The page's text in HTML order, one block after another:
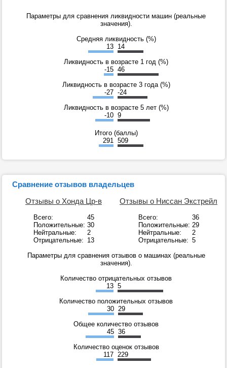
Параметры для сравнения ликвидности машин (реальные
значения).
Средняя ликвидность (%)
13 14
Ликвидность в возрасте 1 год (%)
-15 46
Ликвидность в возрасте 3 года (%)
-27 -24
Ликвидность в возрасте 5 лет (%)
-10 9
Итого (баллы)
291 509
Сравнение отзывов владельцев
Отзывы о Хонда Цр-в
Всего:
45
Положительные: 30
Нейтральные:
2
Отрицательные: 13
Отзывы о Ниссан Экстрейл
Всего:
36
Положительные: 29
Нейтральные:
2
Отрицательные: 5
Параметры для сравнения отзывов о машинах (реальные
значения).
Количество отрицательных отзывов
13 5
Количество положительных отзывов
30 29
Общее количество отзывов
45 36
Количество оценок отзывов
117 229